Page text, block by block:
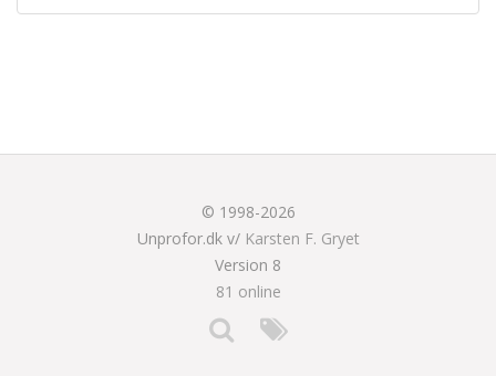
© 1998-2026
Unprofor.dk v/ Karsten F. Gryet
Version 8
81 online